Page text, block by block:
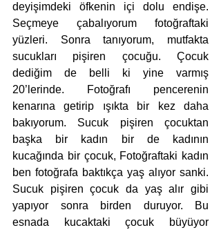
deyişimdeki öfkenin içi dolu endişe.
Seçmeye çabalıyorum fotoğraftaki
yüzleri. Sonra tanıyorum, mutfakta
sucukları pişiren çocuğu. Çocuk
dediğim de belli ki yine varmış
20’lerinde. Fotoğrafı pencerenin
kenarına getirip ışıkta bir kez daha
bakıyorum. Sucuk pişiren çocuktan
başka bir kadın bir de kadının
kucağında bir çocuk, Fotoğraftaki kadın
ben fotoğrafa baktıkça yaş alıyor sanki.
Sucuk pişiren çocuk da yaş alır gibi
yapıyor sonra birden duruyor. Bu
esnada kucaktaki çocuk büyüyor